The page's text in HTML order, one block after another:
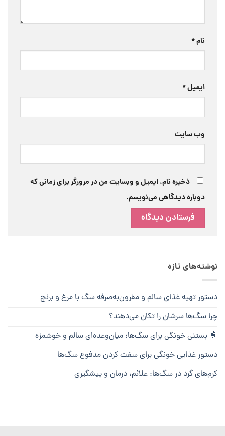
نام*
ایمیل*
وب‌ سایت
ذخیره نام، ایمیل و وبسایت من در مرورگر برای زمانی که
دوباره دیدگاهی می‌نویسم.
نوشته‌های تازه
دستور تهیه غذای سالم و مقرون‌به‌صرفه سگ با مرغ و برنج
چرا سگ‌ها سرشان را تکان می‌دهند؟
🍦 بستنی خونگی برای سگ‌ها: میان‌وعده‌ای سالم و خوشمزه
دستور غذایی خونگی برای سفت کردن مدفوع سگ‌ها
کرم‌های گرد در سگ‌ها: علائم، درمان و پیشگیری